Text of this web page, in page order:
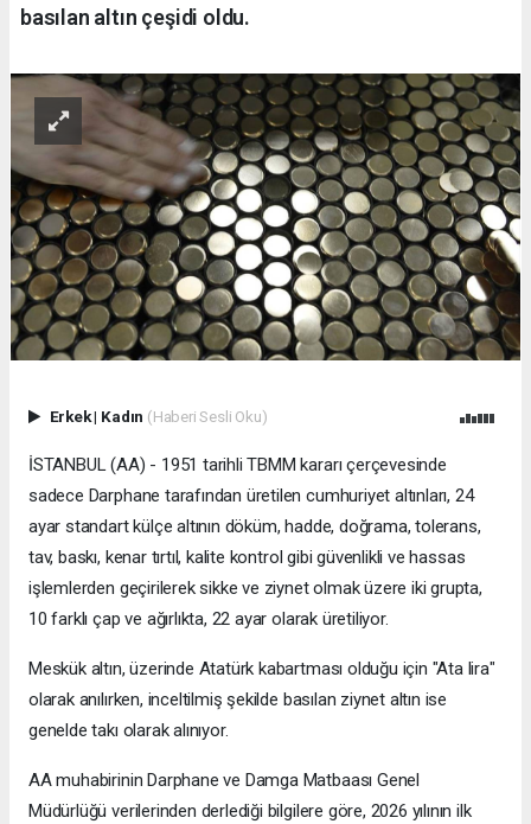
basılan altın çeşidi oldu.
Erkek| Kadın (Haberi Sesli Oku)
İSTANBUL (AA) - 1951 tarihli TBMM kararı çerçevesinde
sadece Darphane tarafından üretilen cumhuriyet altınları, 24
ayar standart külçe altının döküm, hadde, doğrama, tolerans,
tav, baskı, kenar tırtıl, kalite kontrol gibi güvenlikli ve hassas
işlemlerden geçirilerek sikke ve ziynet olmak üzere iki grupta,
10 farklı çap ve ağırlıkta, 22 ayar olarak üretiliyor.
Meskük altın, üzerinde Atatürk kabartması olduğu için "Ata lira"
olarak anılırken, inceltilmiş şekilde basılan ziynet altın ise
genelde takı olarak alınıyor.
AA muhabirinin Darphane ve Damga Matbaası Genel
Müdürlüğü verilerinden derlediği bilgilere göre, 2026 yılının ilk